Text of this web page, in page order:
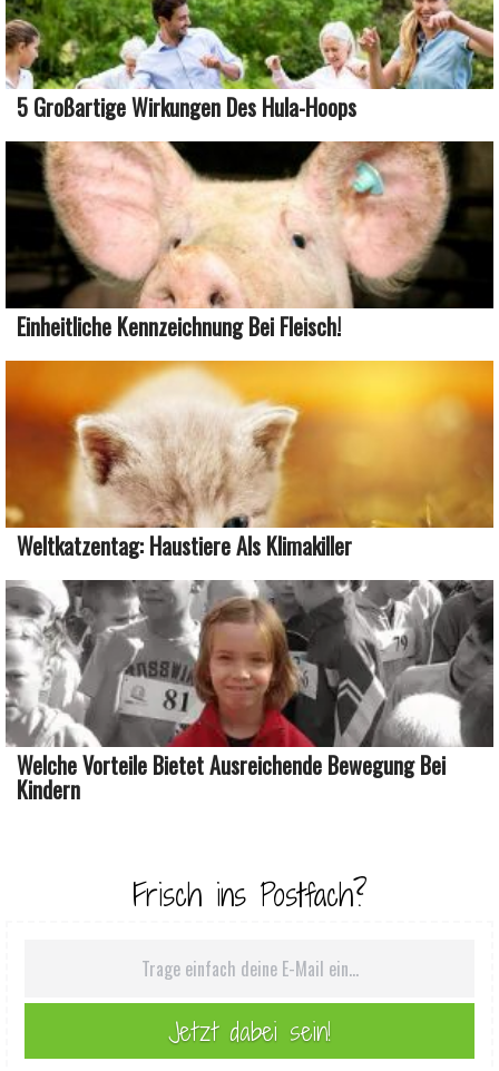
5 Großartige Wirkungen Des Hula-Hoops
Einheitliche Kennzeichnung Bei Fleisch!
Weltkatzentag: Haustiere Als Klimakiller
Welche Vorteile Bietet Ausreichende Bewegung Bei
Kindern
Frisch ins Postfach?